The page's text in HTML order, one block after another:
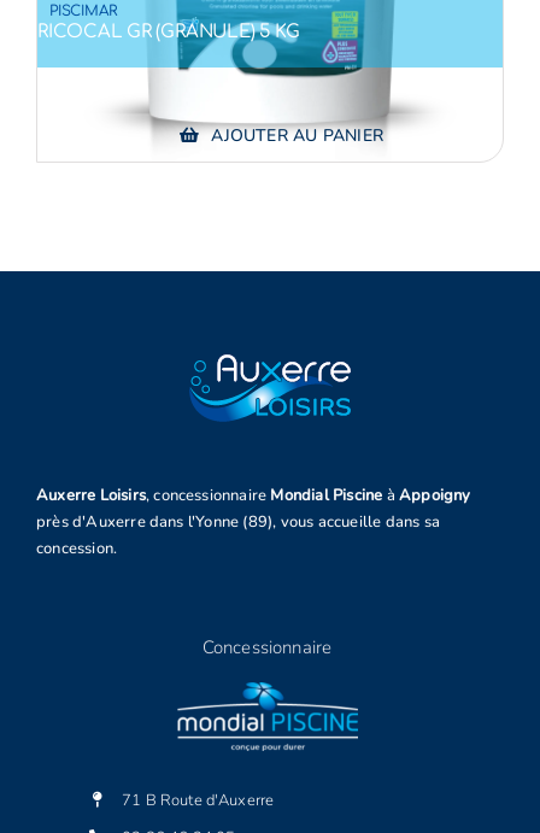
PISCIMAR
RICOCAL GR (GRANULE) 5 KG
AJOUTER AU PANIER
Auxerre Loisirs, concessionnaire Mondial Piscine à Appoigny
près d'Auxerre dans l'Yonne (89), vous accueille dans sa
concession.
Concessionnaire
71 B Route d'Auxerre